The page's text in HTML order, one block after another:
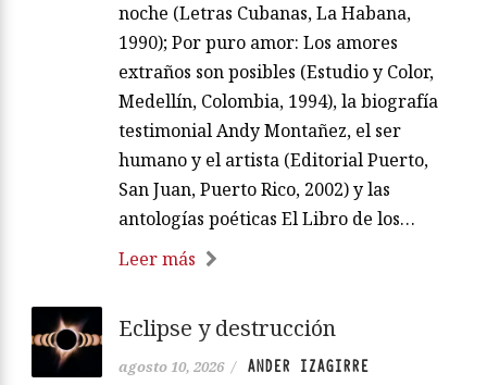
noche (Letras Cubanas, La Habana,
1990); Por puro amor: Los amores
extraños son posibles (Estudio y Color,
Medellín, Colombia, 1994), la biografía
testimonial Andy Montañez, el ser
humano y el artista (Editorial Puerto,
San Juan, Puerto Rico, 2002) y las
antologías poéticas El Libro de los…
Leer más
Eclipse y destrucción
agosto 10, 2026 / ANDER IZAGIRRE